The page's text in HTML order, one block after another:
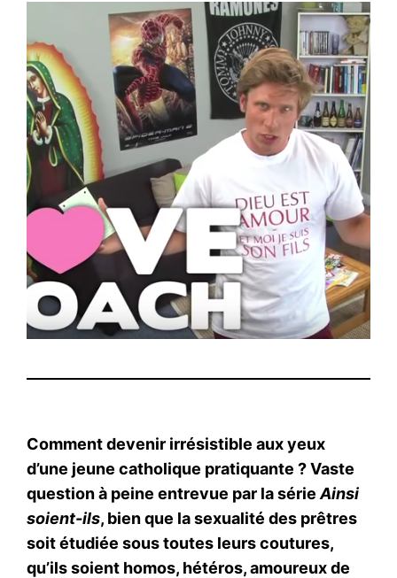
Comment devenir irrésistible aux yeux
d’une jeune catholique pratiquante ? Vaste
question à peine entrevue par la sérieAinsi
soient-ils, bien que la sexualité des prêtres
soit étudiée sous toutes leurs coutures,
qu’ils soient homos, hétéros, amoureux de